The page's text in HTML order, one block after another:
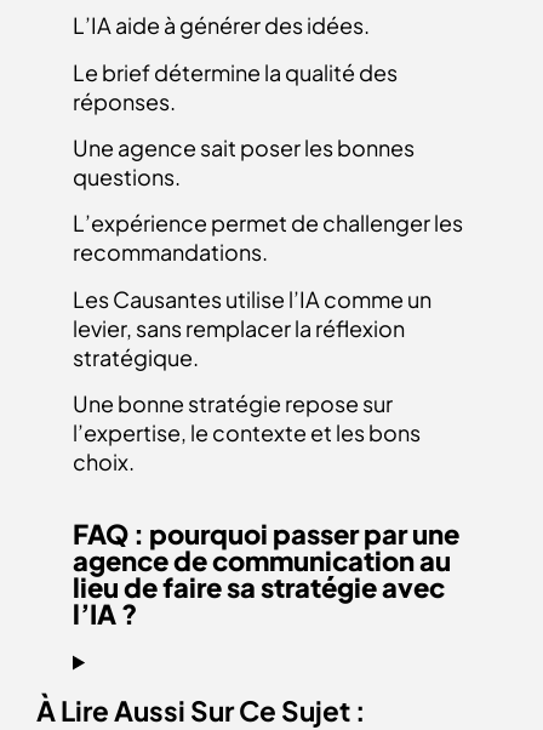
L’IA aide à générer des idées.
Le brief détermine la qualité des
réponses.
Une agence sait poser les bonnes
questions.
L’expérience permet de challenger les
recommandations.
Les Causantes utilise l’IA comme un
levier, sans remplacer la réflexion
stratégique.
Une bonne stratégie repose sur
l’expertise, le contexte et les bons
choix.
FAQ : pourquoi passer par une
agence de communication au
lieu de faire sa stratégie avec
l’IA ?
À Lire Aussi Sur Ce Sujet :